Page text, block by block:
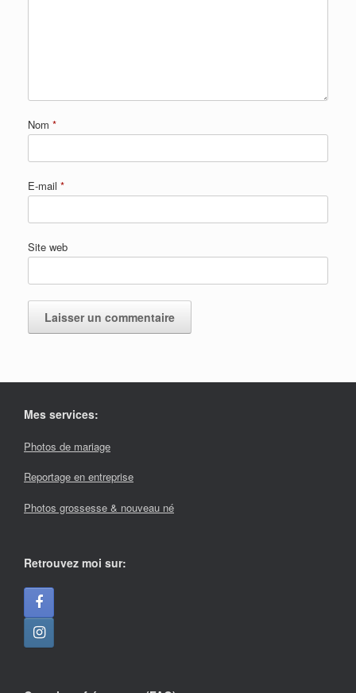
Nom *
E-mail *
Site web
Mes services:
Photos de mariage
Reportage en entreprise
Photos grossesse & nouveau né
Retrouvez moi sur: